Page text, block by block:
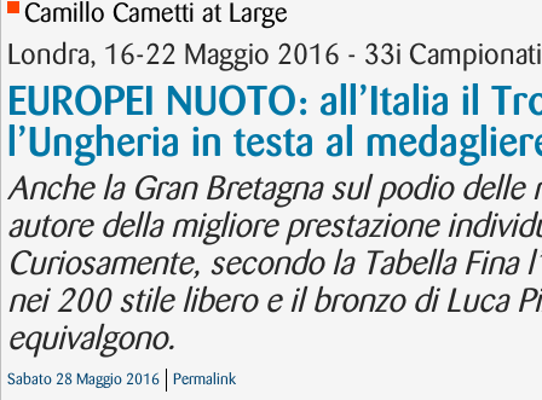
Camillo Cametti at Large
Londra, 16-22 Maggio 2016 - 33i
EUROPEI NUOTO: all’Italia il
l’Ungheria in testa al
Anche la Gran Bretagna sul podio delle
autore della migliore prestazione
Curiosamente, secondo la Tabella Fina
nei 200 stile libero e il bronzo di Luca
equivalgono.
Sabato 28 Maggio 2016 Permalink